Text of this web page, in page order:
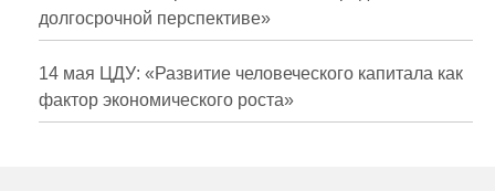
Издания
Проблемы прогнозирования
О журнале
долгосрочной перспективе»
14 мая ЦДУ: «Развитие человеческого капитала как
фактор экономического роста»